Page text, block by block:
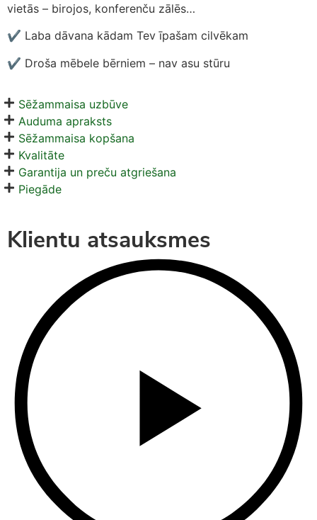
vietās – birojos, konferenču zālēs…
✔ Laba dāvana kādam Tev īpašam cilvēkam
✔ Droša mēbele bērniem – nav asu stūru
Sēžammaisa uzbūve
Auduma apraksts
Sēžammaisa kopšana
Kvalitāte
Garantija un preču atgriešana
Piegāde
Klientu atsauksmes